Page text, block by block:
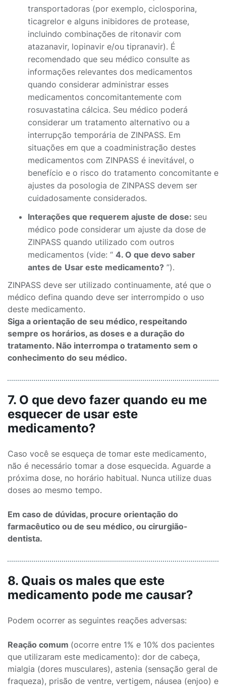
transportadoras (por exemplo, ciclosporina,
ticagrelor e alguns inibidores de protease,
incluindo combinações de ritonavir com
atazanavir, lopinavir e/ou tipranavir). É
recomendado que seu médico consulte as
informações relevantes dos medicamentos
quando considerar administrar esses
medicamentos concomitantemente com
rosuvastatina cálcica. Seu médico poderá
considerar um tratamento alternativo ou a
interrupção temporária de ZINPASS. Em
situações em que a coadministração destes
medicamentos com ZINPASS é inevitável, o
benefício e o risco do tratamento concomitante e
ajustes da posologia de ZINPASS devem ser
cuidadosamente considerados.
Interações que requerem ajuste de dose: seu
médico pode considerar um ajuste da dose de
ZINPASS quando utilizado com outros
medicamentos (vide: “ 4. O que devo saber
antes de Usar este medicamento? ”).
ZINPASS deve ser utilizado continuamente, até que o
médico defina quando deve ser interrompido o uso
deste medicamento.
Siga a orientação de seu médico, respeitando
sempre os horários, as doses e a duração do
tratamento. Não interrompa o tratamento sem o
conhecimento do seu médico.
7. O que devo fazer quando eu me
esquecer de usar este
medicamento?
Caso você se esqueça de tomar este medicamento,
não é necessário tomar a dose esquecida. Aguarde a
próxima dose, no horário habitual. Nunca utilize duas
doses ao mesmo tempo.
Em caso de dúvidas, procure orientação do
farmacêutico ou de seu médico, ou cirurgião-
dentista.
8. Quais os males que este
medicamento pode me causar?
Podem ocorrer as seguintes reações adversas:
Reação comum (ocorre entre 1% e 10% dos pacientes
que utilizaram este medicamento): dor de cabeça,
mialgia (dores musculares), astenia (sensação geral de
fraqueza), prisão de ventre, vertigem, náusea (enjoo) e